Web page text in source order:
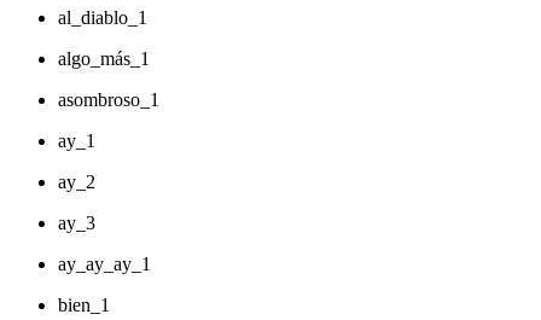
al_diablo_1
algo_más_1
asombroso_1
ay_1
ay_2
ay_3
ay_ay_ay_1
bien_1